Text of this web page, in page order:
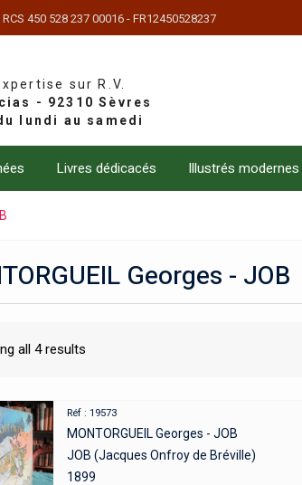
RCS 450 528 237 00016 - FR12450528237
sur R.V.
Livres dédicacés Illustrés modernes
Georges - JOB
all 4 results
Réf : 19573
MONTORGUEIL Georges - JOB
JOB (Jacques Onfroy de Bréville)
1899